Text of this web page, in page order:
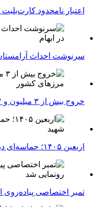
اعتبار نامحدود
سرنوشت احداث
خروج بیش از ۳ میلیون و ۳۵۲ هزار زائر از مرزهای کشور
اربعین ۱۴۰۵؛ حماسه‌ای دیگر با سوگ رهبر شهید
تمبر اختصاصی پیاده‌روی